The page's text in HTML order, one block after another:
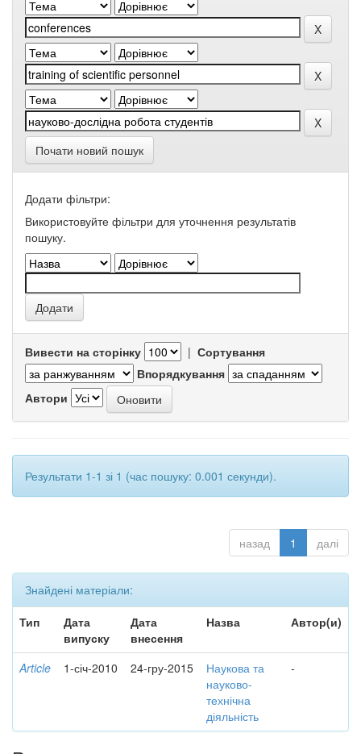
Почати новий пошук
Додати фільтри:
Використовуйте фільтри для уточнення результатів
пошуку.
Вивести на сторінку | Сортування
Впорядкування
Автори
Результати 1-1 зі 1 (час пошуку: 0.001 секунди).
назад 1 далі
Знайдені матеріали:
Тип
Дата
випуску
Дата
внесення
Назва Автор(и)
Article 1-січ-2010 24-гру-2015
Наукова та
науково-
технічна
діяльність
-